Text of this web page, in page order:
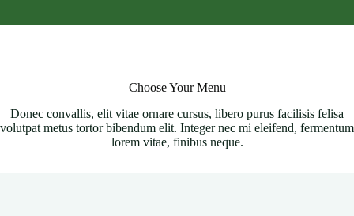
Choose Your Menu
Donec convallis, elit vitae ornare cursus, libero purus facilisis felisa
volutpat metus tortor bibendum elit. Integer nec mi eleifend, fermentum
lorem vitae, finibus neque.